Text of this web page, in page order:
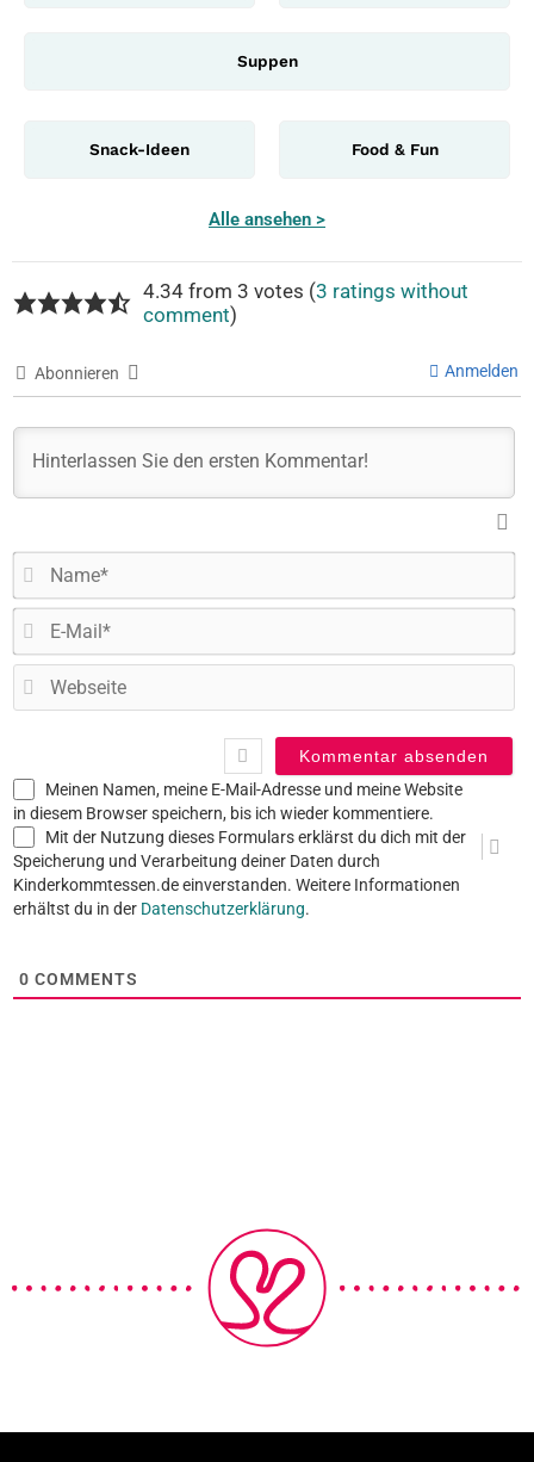
Suppen
Snack-Ideen Food & Fun
Alle ansehen >
4.34 from 3 votes (3 ratings without
comment)
Abonnieren Anmelden
Meinen Namen, meine E-Mail-Adresse und meine Website
in diesem Browser speichern, bis ich wieder kommentiere.
Mit der Nutzung dieses Formulars erklärst du dich mit der
Speicherung und Verarbeitung deiner Daten durch
Kinderkommtessen.de einverstanden. Weitere Informationen
erhältst du in der Datenschutzerklärung.
0 COMMENTS